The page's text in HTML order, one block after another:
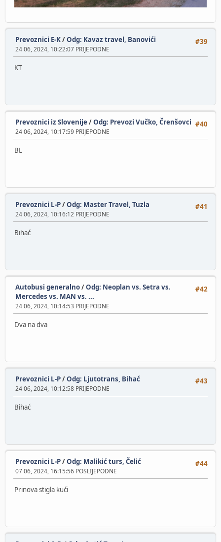
#39
Prevoznici E-K/Odg: Kavaz travel, Banovići
24 06, 2024, 10:22:07 PRIJEPODNE
KT
#40
Prevoznici iz Slovenije/Odg: Prevozi Vučko, Črenšovci
24 06, 2024, 10:17:59 PRIJEPODNE
BL
#41
Prevoznici L-P/Odg: Master Travel, Tuzla
24 06, 2024, 10:16:12 PRIJEPODNE
Bihać
#42
Autobusi generalno/Odg: Neoplan vs. Setra vs.
Mercedes vs. MAN vs. ...
24 06, 2024, 10:14:53 PRIJEPODNE
Dva na dva
#43
Prevoznici L-P/Odg: Ljutotrans, Bihać
24 06, 2024, 10:12:58 PRIJEPODNE
Bihać
#44
Prevoznici L-P/Odg: Malikić turs, Čelić
07 06, 2024, 16:15:56 POSLIJEPODNE
Prinova stigla kući